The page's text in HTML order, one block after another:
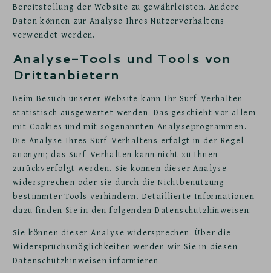
Bereitstellung der Website zu gewährleisten. Andere
Daten können zur Analyse Ihres Nutzerverhaltens
verwendet werden.
Analyse-Tools und Tools von
Drittanbietern
Beim Besuch unserer Website kann Ihr Surf-Verhalten
statistisch ausgewertet werden. Das geschieht vor allem
mit Cookies und mit sogenannten Analyseprogrammen.
Die Analyse Ihres Surf-Verhaltens erfolgt in der Regel
anonym; das Surf-Verhalten kann nicht zu Ihnen
zurückverfolgt werden. Sie können dieser Analyse
widersprechen oder sie durch die Nichtbenutzung
bestimmter Tools verhindern. Detaillierte Informationen
dazu finden Sie in den folgenden Datenschutzhinweisen.
Sie können dieser Analyse widersprechen. Über die
Widerspruchsmöglichkeiten werden wir Sie in diesen
Datenschutzhinweisen informieren.